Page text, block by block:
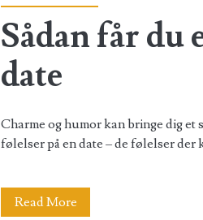
Sådan får
date
Charme og humor kan bringe dig
følelser på en date – de følelser der
Read MoreSådan